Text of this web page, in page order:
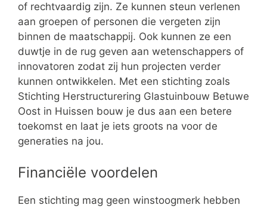
of rechtvaardig zijn. Ze kunnen steun verlenen
aan groepen of personen die vergeten zijn
binnen de maatschappij. Ook kunnen ze een
duwtje in de rug geven aan wetenschappers of
innovatoren zodat zij hun projecten verder
kunnen ontwikkelen. Met een stichting zoals
Stichting Herstructurering Glastuinbouw Betuwe
Oost in Huissen bouw je dus aan een betere
toekomst en laat je iets groots na voor de
generaties na jou.
Financiële voordelen
Een stichting mag geen winstoogmerk hebben